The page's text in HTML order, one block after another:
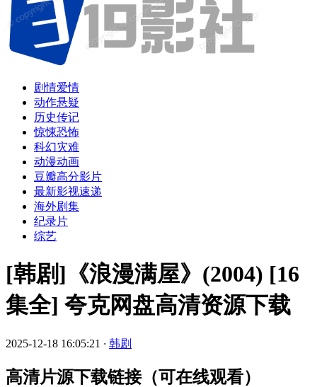
剧情爱情
动作悬疑
历史传记
惊悚恐怖
科幻灾难
动漫动画
豆瓣高分影片
最新影视速递
海外剧集
纪录片
综艺
[韩剧]《浪漫满屋》(2004) [16
集全] 夸克网盘高清资源下载
2025-12-18 16:05:21 · 韩剧
高清片源下载链接（可在线观看）